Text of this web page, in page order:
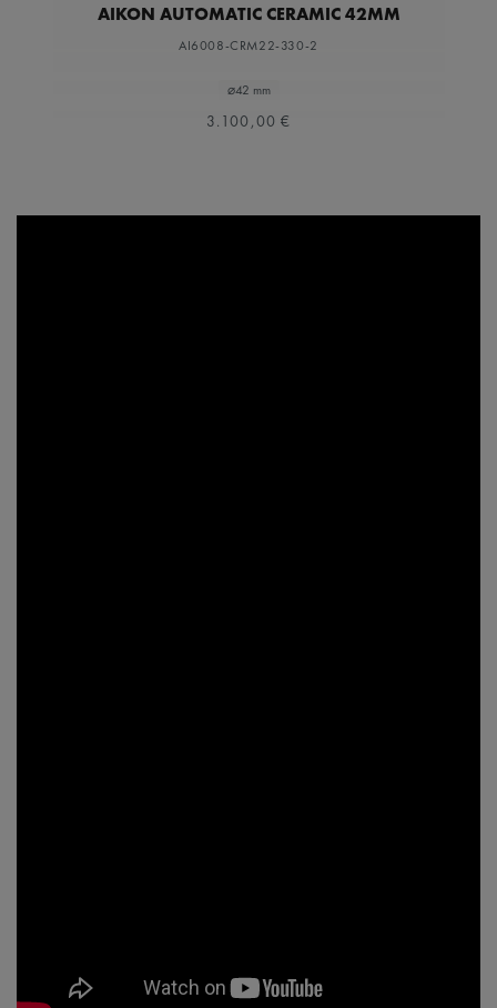
AIKON AUTOMATIC CERAMIC 42MM
AI6008-CRM22-330-2
⌀42 mm
3.100,00 €